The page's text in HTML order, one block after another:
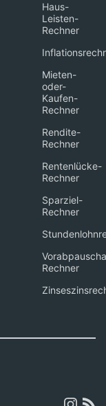
Haus-
Leisten-
Rechner
Mieten-
oder-
Kaufen-
Rechner
Rendite-
Rechner
Rentenlücke-
Rechner
Sparziel-
Rechner
Rechner